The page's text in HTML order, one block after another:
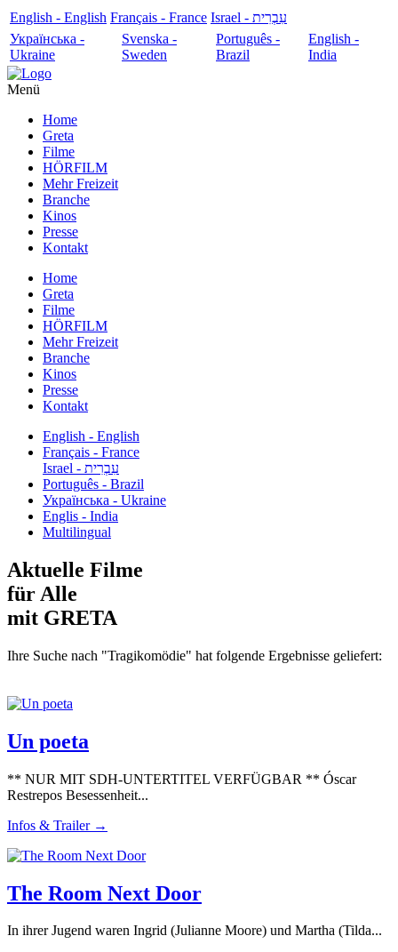
English - English Français - France
עִבְרִית - Israel
Українська -
Ukraine
Svenska -
Sweden
Português -
Brazil
English -
India
Menü
Home
Greta
Filme
HÖRFILM
Mehr Freizeit
Branche
Kinos
Presse
Kontakt
Home
Greta
Filme
HÖRFILM
Mehr Freizeit
Branche
Kinos
Presse
Kontakt
English - English
Français - France
עִבְרִית - Israel
Português - Brazil
Українська - Ukraine
Englis - India
Multilingual
Aktuelle Filme
für Alle
mit GRETA
Ihre Suche nach "Tragikomödie" hat folgende Ergebnisse geliefert:
Un poeta
** NUR MIT SDH-UNTERTITEL VERFÜGBAR ** Óscar
Restrepos Besessenheit...
Infos & Trailer →
The Room Next Door
In ihrer Jugend waren Ingrid (Julianne Moore) und Martha (Tilda...